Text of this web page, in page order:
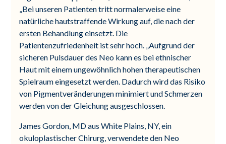
„Bei unseren Patienten tritt normalerweise eine
natürliche hautstraffende Wirkung auf, die nach der
ersten Behandlung einsetzt. Die
Patientenzufriedenheit ist sehr hoch. „Aufgrund der
sicheren Pulsdauer des Neo kann es bei ethnischer
Haut mit einem ungewöhnlich hohen therapeutischen
Spielraum eingesetzt werden. Dadurch wird das Risiko
von Pigmentveränderungen minimiert und Schmerzen
werden von der Gleichung ausgeschlossen.
James Gordon, MD aus White Plains, NY, ein
okuloplastischer Chirurg, verwendete den Neo